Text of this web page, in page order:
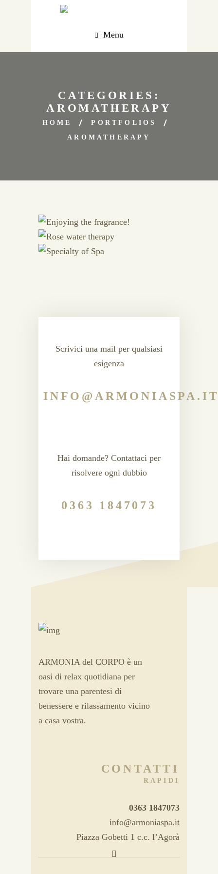
Menu
CATEGORIES:
AROMATHERAPY
HOME
PORTFOLIOS
AROMATHERAPY
Scrivici una mail per qualsiasi
esigenza
Hai domande? Contattaci per
risolvere ogni dubbio
0363 1847073
ARMONIA del CORPO è un
oasi di relax quotidiana per
trovare una parentesi di
benessere e rilassamento vicino
a casa vostra.
CONTATTI
RAPIDI
0363 1847073
info@armoniaspa.it
Piazza Gobetti 1 c.c. l’Agorà